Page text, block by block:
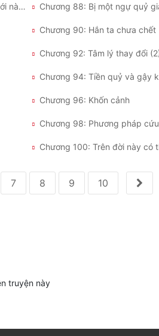
Chương 87: Nếu xin lỗi có ích thì chẳng phải thế giới này đã hoà bình rôi sao Chương 88: Bị một ngự quỷ
Chương 90: Hắn ta chưa chết
Chương 92: Tâm lý thay đổi
Chương 94: Tiền quỷ và gậy
Chương 96: Khốn cảnh
Chương 98: Phương pháp
Chương 100: Trên đời này có
7 8 9 10
truyện này